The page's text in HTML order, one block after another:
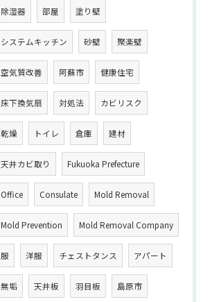
除湿器 部屋 塗り壁
システムキッチン 砂壁 聚楽壁
空気質改善 阿蘇市 健康住宅
床下換気扇 対処法 カビリスク
乾燥 トイレ 倉庫 建材
天井カビ取り Fukuoka Prefecture
Office Consulate Mold Removal
Mold Prevention Mold Removal Company
服 洋服 チェストタンス アパート
無垢 天井板 羽目板 島原市